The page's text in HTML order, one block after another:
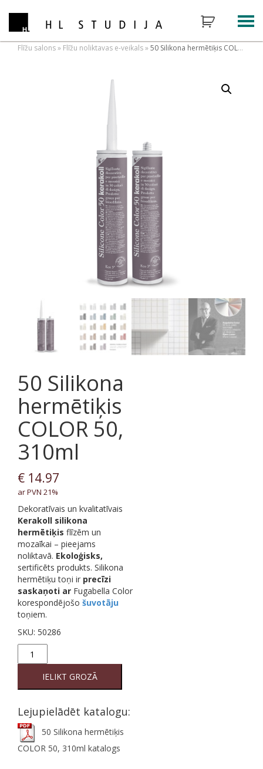
Flīžu salons» Flīžu noliktavas e-veikals»50 Silikona hermētiķis COLOR 50, 310ml
50 Silikona
hermētiķis
COLOR 50,
310ml
€ 14.97
ar PVN 21%
Dekoratīvais un kvalitatīvais
Kerakoll silikona
hermētiķis flīzēm un
mozaīkai – pieejams
noliktavā. Ekoloģisks,
sertificēts produkts. Silikona
hermētiķu toņi ir precīzi
saskaņoti ar Fugabella Color
korespondējošo šuvotāju
toņiem.
SKU: 50286
Silikona
hermētiķis
310ml
quantity
IELIKT GROZĀ
Lejupielādēt katalogu:
50 Silikona hermētiķis
COLOR 50, 310ml katalogs